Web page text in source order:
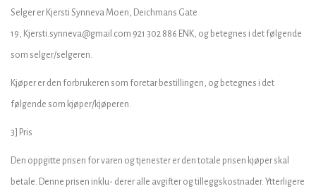
Selger er Kjersti Synneva Moen, Deichmans Gate
19, Kjersti.synneva@gmail.com 921 302 886 ENK, og betegnes i det følgende
som selger/selgeren.
Kjøper er den forbrukeren som foretar bestillingen, og betegnes i det
følgende som kjøper/kjøperen.
3] Pris
Den oppgitte prisen for varen og tjenester er den totale prisen kjøper skal
betale. Denne prisen inklu- derer alle avgifter og tilleggskostnader. Ytterligere